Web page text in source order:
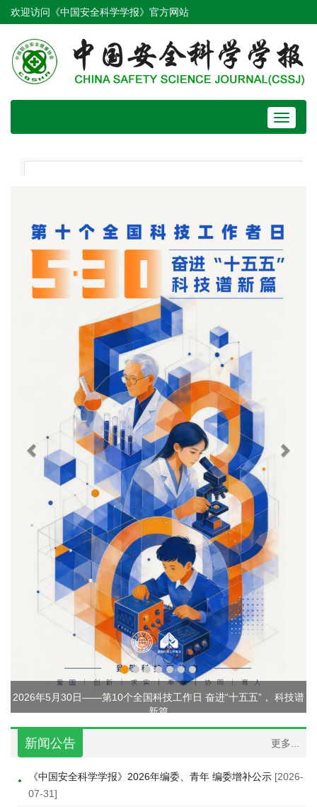
欢迎访问《中国安全科学学报》官方网站
Toggle
“十五五”， 科技谱
公益宣传 |“5·12”全国防灾减灾宣传
新闻公告 更多...
《中国安全科学学报》2026年编委、青年 编委增补公示 [2026-
07-31]